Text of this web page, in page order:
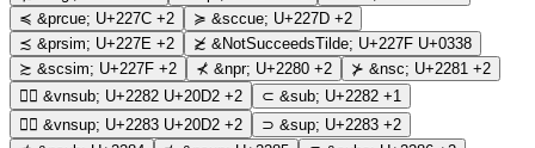
≼ &prcue; U+227C +2 ≽ &sccue; U+227D +2
≾ &prsim; U+227E +2 ≿̸ &NotSucceedsTilde; U+227F U+0338
≿ &scsim; U+227F +2 ⊀ &npr; U+2280 +2 ⊁ &nsc; U+2281 +2
⊂⃒ &vnsub; U+2282 U+20D2 +2 ⊂ &sub; U+2282 +1
⊃⃒ &vnsup; U+2283 U+20D2 +2 ⊃ &sup; U+2283 +2